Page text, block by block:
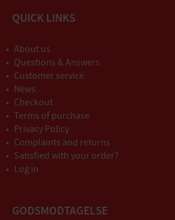
QUICK LINKS
About us
Questions & Answers
Customer service
News
Checkout
Terms of purchase
Privacy Policy
Complaints and returns
Satisfied with your order?
Log in
GODSMODTAGELSE